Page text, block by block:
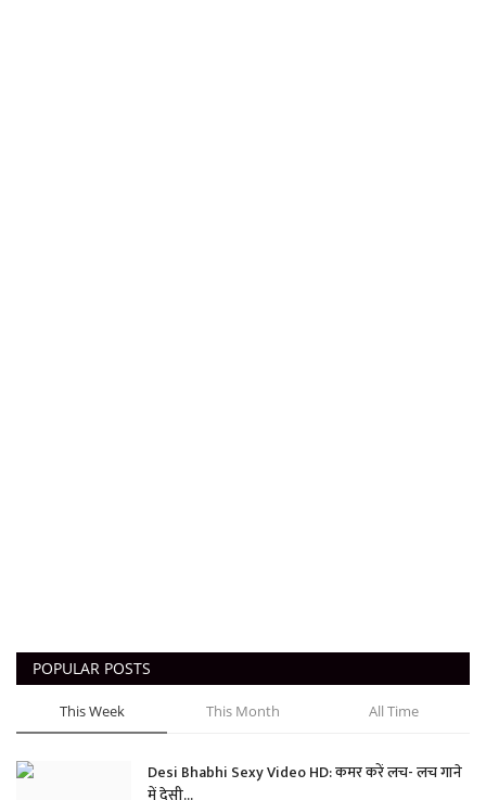
POPULAR POSTS
This Week This Month All Time
Desi Bhabhi Sexy Video HD: कमर करें लच- लच गाने